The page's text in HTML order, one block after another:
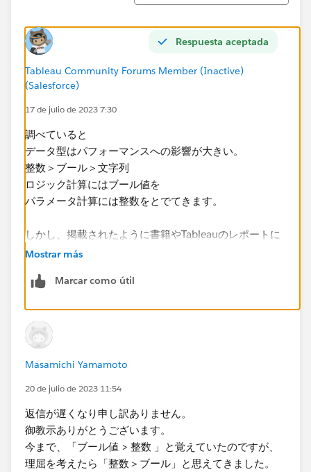
Respuesta aceptada
Tableau Community Forums Member (Inactive)
(Salesforce)
17 de julio de 2023 7:30
調べていると
データ型はパフォーマンスへの影響が大きい。
整数＞ブール＞文字列
ロジック計算にはブール値を
パラメータ計算には整数をとでてきます。
しかし、掲載されたように書籍やTableauのレポートに
は
> 文字列」
これによるとDATAの中身や環境（PCやサーバー環境）
よっては
ブール値と整数の優位性に差が出ているのではないかと
推測しました。
こちらに記載されている内容も参考になるかもしれませ
ん。
https://zenn.dev/mkz/articles/d9bffeb03556ac
Mostrar más
Marcar como útil
Masamichi Yamamoto
20 de julio de 2023 11:54
返信が遅くなり申し訳ありません。
御教示ありがとうございます。
今まで、「ブール値 > 整数 」と覚えていたのですが、
理屈を考えたら「整数＞ブール」と思えてきました。